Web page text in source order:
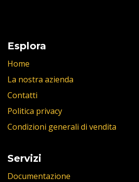
Esplora
Home
La nostra azienda
Contatti
Politica privacy
Condizioni generali di vendita
Servizi
Documentazione